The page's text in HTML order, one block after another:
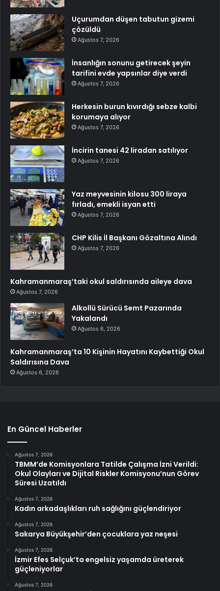
Uçurumdan düşen tabutun gizemi
çözüldü
Ağustos 7, 2026
İnsanlığın sonunu getirecek şeyin
tarifini evde yapsınlar diye verdi
Ağustos 7, 2026
Herkesin burun kıvırdığı sebze kalbi
korumaya alıyor
Ağustos 7, 2026
İncirin tanesi 42 liradan satılıyor
Ağustos 7, 2026
Yaz meyvesinin kilosu 300 liraya
fırladı, emekli isyan etti
Ağustos 7, 2026
CHP Kilis İl Başkanı Gözaltına Alındı
Ağustos 7, 2026
Kahramanmaraş’taki okul saldırısında aileye dava
Ağustos 7, 2026
Alkollü Sürücü Semt Pazarında
Yakalandı
Ağustos 6, 2026
Kahramanmaraş’ta 10 Kişinin Hayatını Kaybettiği Okul
Saldırısına Dava
Ağustos 6, 2026
En Güncel Haberler
Ağustos 7, 2026
TBMM’de Komisyonlara Tatilde Çalışma İzni Verildi:
Okul Olayları ve Dijital Riskler Komisyonu’nun Görev
Süresi Uzatıldı
Ağustos 7, 2026
Kadın arkadaşlıkları ruh sağlığını güçlendiriyor
Ağustos 7, 2026
Sakarya Büyükşehir’den çocuklara yaz neşesi
Ağustos 7, 2026
İzmir Efes Selçuk’ta engelsiz yaşamda üreterek
güçleniyorlar
Ağustos 7, 2026